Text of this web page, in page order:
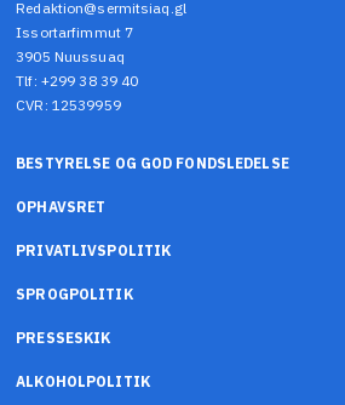
Redaktion@sermitsiaq.gl
Issortarfimmut 7
3905 Nuussuaq
Tlf: +299 38 39 40
CVR: 12539959
BESTYRELSE OG GOD FONDSLEDELSE
OPHAVSRET
PRIVATLIVSPOLITIK
SPROGPOLITIK
PRESSESKIK
ALKOHOLPOLITIK